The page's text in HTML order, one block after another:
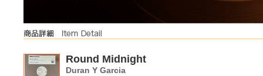
Round Midnight
Duran Y Garcia